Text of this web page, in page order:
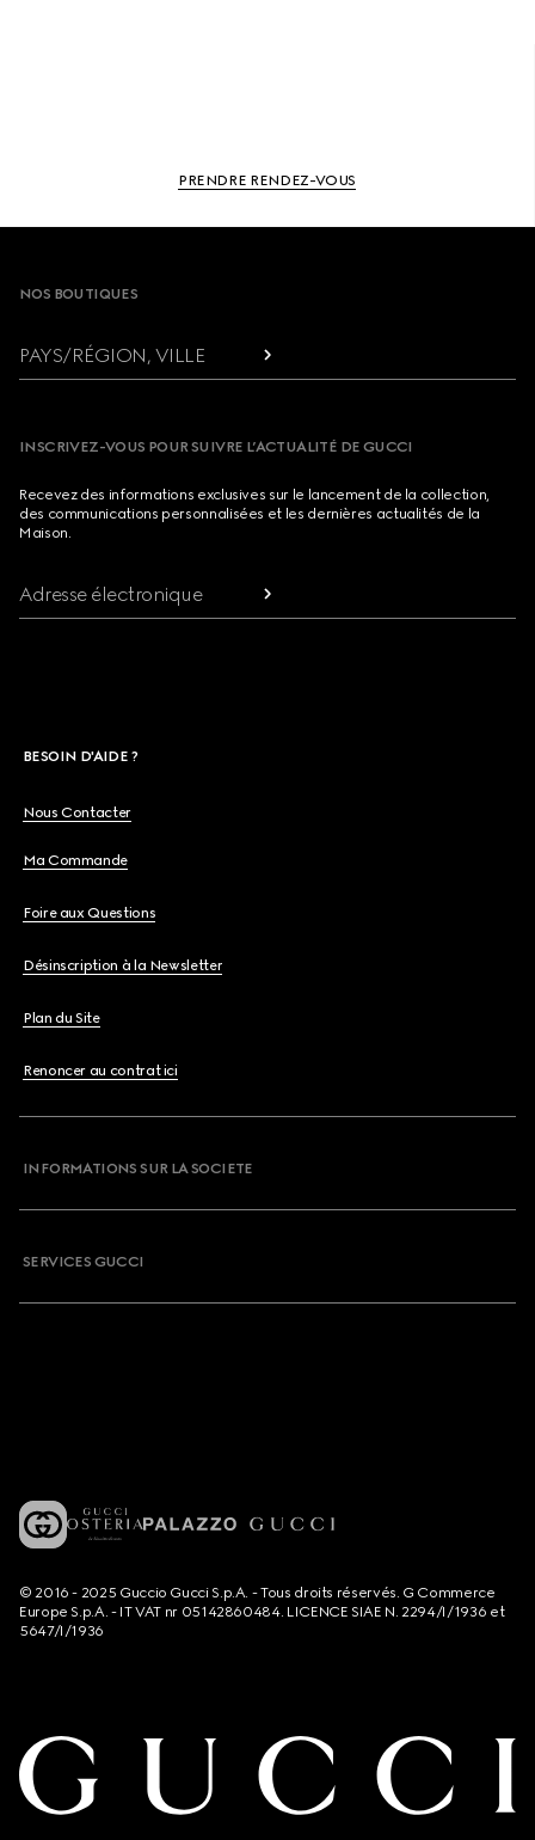
PRENDRE RENDEZ-VOUS
Footer
NOS BOUTIQUES
PAYS/RÉGION, VILLE
INSCRIVEZ-VOUS POUR SUIVRE L’ACTUALITÉ DE GUCCI
Recevez des informations exclusives sur le lancement de la collection,
des communications personnalisées et les dernières actualités de la
Maison.
Adresse électronique
BESOIN D'AIDE ?
Nous Contacter
Ma Commande
Foire aux Questions
Désinscription à la Newsletter
Plan du Site
Renoncer au contrat ici
INFORMATIONS SUR LA SOCIETE
SERVICES GUCCI
© 2016 - 2025 Guccio Gucci S.p.A. - Tous droits réservés. G Commerce
Europe S.p.A. - IT VAT nr 05142860484. LICENCE SIAE N. 2294/I/1936 et
5647/I/1936